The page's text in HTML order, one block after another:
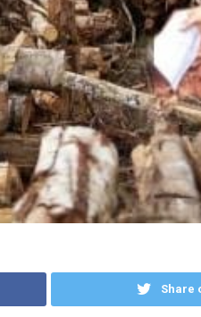
Share